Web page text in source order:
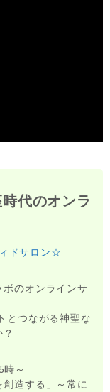
代のオンラ
ドサロン☆
ボのオンラインサ
とつながる神聖な
～
造する」～常に